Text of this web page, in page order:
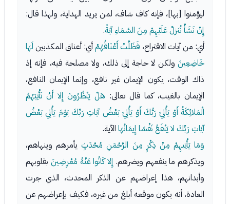
ليؤمنوا [بها]، فإنه كاف شاف، لمن يريد الهداية، ولهذا قال:
إِنْ نَشَأْ نُنزلْ عَلَيْهِمْ مِنَ السَّمَاءِ آيَةً.
أي: من آيات الاقتراح، فَظَلَّتْ أَعْنَاقُهُمْأي: أعناق المكذبين لَهَا
خَاضِعِينَ ولكن لا حاجة إلى ذلك، ولا مصلحة فيه، فإنه إذ
ذاك الوقت، يكون الإيمان غير نافع، وإنما الإيمان النافع،
الإيمان بالغيب، كما قال تعالى: هَلْ يَنْظُرُونَ إِلا أَنْ تَأْتِيَهُمُ
الْمَلائِكَةُ أَوْ يَأْتِيَ رَبُّكَ أَوْ يَأْتِيَ بَعْضُ آيَاتِ رَبِّكَ يَوْمَ يَأْتِي بَعْضُ
آيَاتِ رَبِّكَ لا يَنْفَعُ نَفْسًا إِيمَانُهَا الآية.
وَمَا يَأْتِيهِمْ مِنْ ذِكْرٍ مِنَ الرَّحْمَنِ مُحْدَثٍ يأمرهم وينهاهم،
ويذكرهم ما ينفعهم ويضرهم. إِلا كَانُوا عَنْهُ مُعْرِضِينَ بقلوبهم
وأبدانهم، هذا إعراضهم عن الذكر المحدث، الذي جرت
العادة، أنه يكون موقعه أبلغ من غيره، فكيف بإعراضهم عن